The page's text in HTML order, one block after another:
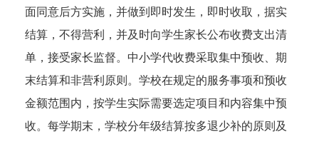
面同意后方实施，并做到即时发生，即时收取，据实
结算，不得营利，并及时向学生家长公布收费支出清
单，接受家长监督。中小学代收费采取集中预收、期
末结算和非营利原则。学校在规定的服务事项和预收
金额范围内，按学生实际需要选定项目和内容集中预
收。每学期末，学校分年级结算按多退少补的原则及